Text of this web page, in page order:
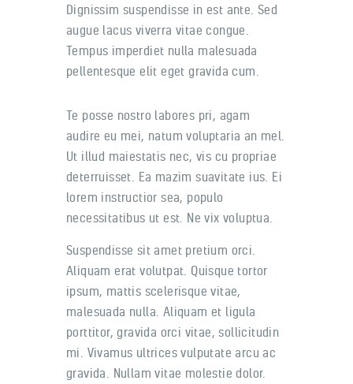
Dignissim suspendisse in est ante. Sed
augue lacus viverra vitae congue.
Tempus imperdiet nulla malesuada
pellentesque elit eget gravida cum.
Te posse nostro labores pri, agam
audire eu mei, natum voluptaria an mel.
Ut illud maiestatis nec, vis cu propriae
deterruisset. Ea mazim suavitate ius. Ei
lorem instructior sea, populo
necessitatibus ut est. Ne vix voluptua.
Suspendisse sit amet pretium orci.
Aliquam erat volutpat. Quisque tortor
ipsum, mattis scelerisque vitae,
malesuada nulla. Aliquam et ligula
porttitor, gravida orci vitae, sollicitudin
mi. Vivamus ultrices vulputate arcu ac
gravida. Nullam vitae molestie dolor.